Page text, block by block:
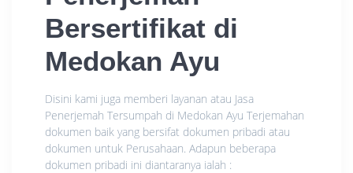
Bersertifikat di
Medokan Ayu
Disini kami juga memberi layanan atau Jasa
Penerjemah Tersumpah di Medokan Ayu Terjemahan
dokumen baik yang bersifat dokumen pribadi atau
dokumen untuk Perusahaan. Adapun beberapa
dokumen pribadi ini diantaranya ialah :